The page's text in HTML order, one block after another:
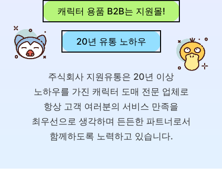
캐릭터 용품 B2B는 지원몰!
20년 유통 노하우
주식회사 지원유통은 20년 이상
노하우를 가진 캐릭터 도매 전문 업체로
항상 고객 여러분의 서비스 만족을
최우선으로 생각하며 든든한 파트너로서
함께하도록 노력하고 있습니다.